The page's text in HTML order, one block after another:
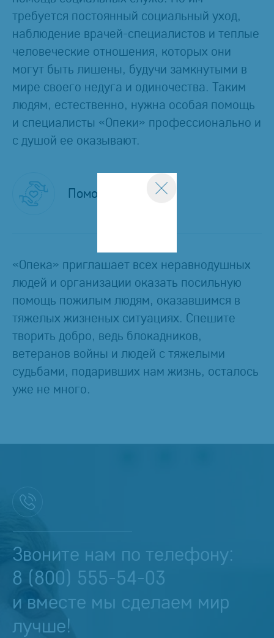
требуется постоянный социальный уход,
наблюдение врачей-специалистов и теплые
человеческие отношения, которых они
могут быть лишены, будучи замкнутыми в
мире своего недуга и одиночества. Таким
людям, естественно, нужна особая помощь
и специалисты «Опеки» профессионально и
с душой ее оказывают.
Помощь
«Опека» приглашает всех неравнодушных
людей и организации оказать посильную
помощь пожилым людям, оказавшимся в
тяжелых жизненых ситуациях. Спешите
творить добро, ведь блокадников,
ветеранов войны и людей с тяжелыми
судьбами, подаривших нам жизнь, осталось
уже не много.
Звоните нам по телефону:
8 (800) 555-54-03
и вместе мы сделаем мир
лучше!